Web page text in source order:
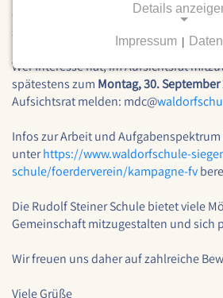
der Elternschaft gesucht. Dabei sind
Wer Interesse hat, im Aufsichtsrat
spätestens zum Montag, 30. September
Aufsichtsrat melden: mdc@
Infos zur Arbeit und
unterhttps://www.waldorfschule-
schule/foerderverein/kampagne-fv
Die Rudolf Steiner Schule bietet viele
Gemeinschaft mitzugestalten und sich
Wir freuen uns daher auf zahlreiche
Viele Grüße
Details
Notwendige Cookies
Funktionen und sind für die
Einverständnis-Cookie
cookie_consent
Zweck:
Einverständnis-Optionen des
Cookie Laufzeit:
Impressum